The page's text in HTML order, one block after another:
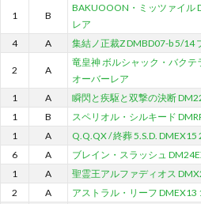
1 B
BAKUOOON・ミッツァイル
レア
4 A 集結ノ正裁Z DMBD07-b 5/14
2 A
竜皇神 ボルシャック・バクテ
オーバーレア
1 A 瞬閃と疾駆と双撃の決断
1
B スペリオル・シルキード
1
A Q.Q.QX / 終葬 5.S.D.
6
A ブレイン・スラッシュ
1
A 聖霊王アルファディオス
2
A アストラル・リーフ DMEX13